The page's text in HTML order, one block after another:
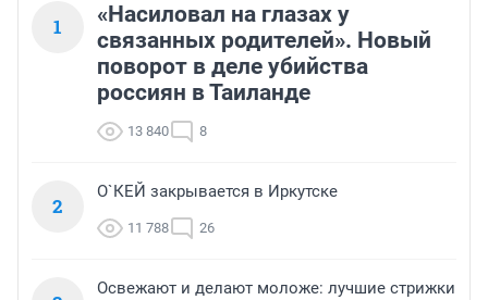
1
«Насиловал на глазах у
связанных родителей». Новый
поворот в деле убийства
россиян в Таиланде
13 840 8
2
О`КЕЙ закрывается в Иркутске
11 788 26
Освежают и делают моложе: лучшие стрижки